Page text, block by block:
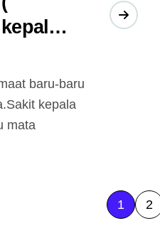
kepala
mata
P1 2